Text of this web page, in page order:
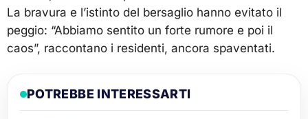
La bravura e l’istinto del bersaglio hanno evitato il
peggio: “Abbiamo sentito un forte rumore e poi il
caos”, raccontano i residenti, ancora spaventati.
POTREBBE INTERESSARTI